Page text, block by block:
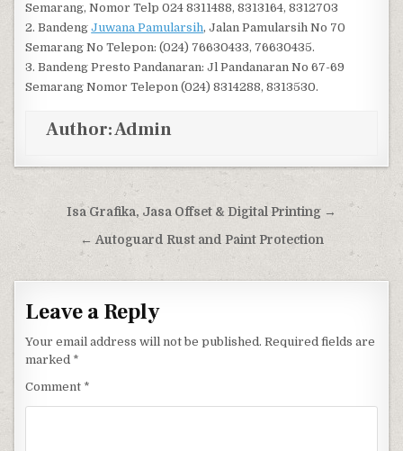
Semarang, Nomor Telp 024 8311488, 8313164, 8312703
2. BandengJuwana Pamularsih, Jalan Pamularsih No 70
Semarang No Telepon: (024) 76630433, 76630435.
3. Bandeng Presto Pandanaran: Jl Pandanaran No 67-69
Semarang Nomor Telepon (024) 8314288, 8313530.
Author:Admin
Post navigation
Isa Grafika, Jasa Offset & Digital Printing →
← Autoguard Rust and Paint Protection
Leave a Reply
Your email address will not be published. Required fields are
marked *
Comment *